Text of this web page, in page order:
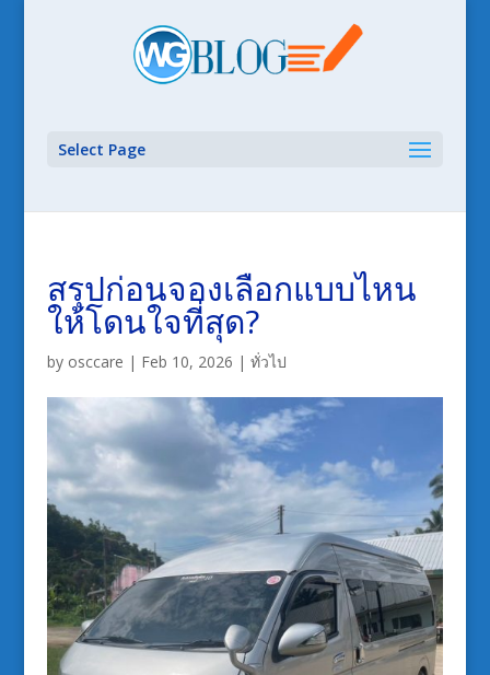
Select Page
สรุปก่อนจองเลือกแบบไหน
ให้โดนใจที่สุด?
by osccare | Feb 10, 2026 | ทั่วไป